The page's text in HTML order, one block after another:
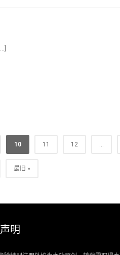
10 11 12 ...
最旧 »
明